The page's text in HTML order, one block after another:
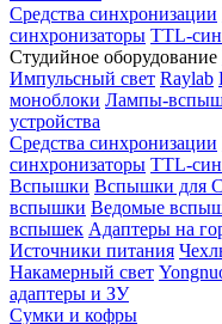
Средства синхронизации
синхронизаторы TTL-
Студийное оборудование
Импульсный свет Raylab
моноблоки Лампы-
устройства
Средства синхронизации
синхронизаторы TTL-
Вспышки Вспышки для
вспышки Ведомые
вспышек Адаптеры на
Источники питания
Накамерный свет
адаптеры и ЗУ
Сумки и кофры